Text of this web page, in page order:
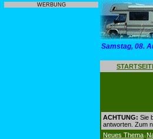
WERBUNG
Samstag, 08.
ACHTUNG: Sie
antworten. Zum
Neues Thema |